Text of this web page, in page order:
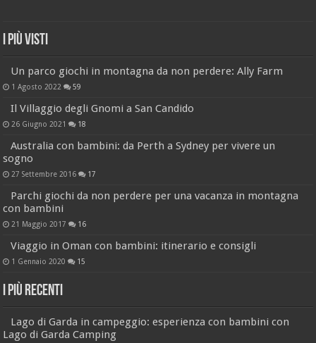
I più visti
Un parco giochi in montagna da non perdere: Ally Farm
1 Agosto 2022 59
Il Villaggio degli Gnomi a San Candido
26 Giugno 2021 18
Australia con bambini: da Perth a Sydney per vivere un
sogno
27 Settembre 2016 17
Parchi giochi da non perdere per una vacanza in montagna
con bambini
21 Maggio 2017 16
Viaggio in Oman con bambini: itinerario e consigli
1 Gennaio 2020 15
I più recenti
Lago di Garda in campeggio: esperienza con bambini con
Lago di Garda Camping